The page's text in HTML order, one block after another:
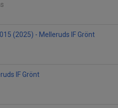
(2025) - Melleruds IF Grönt
IF Grönt